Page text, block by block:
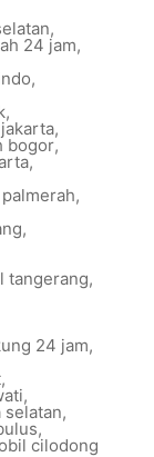
,
24 jam,
,
,
,
bogor,
,
,
,
tangerang,
24 jam,
,
,
,
,
cilodong